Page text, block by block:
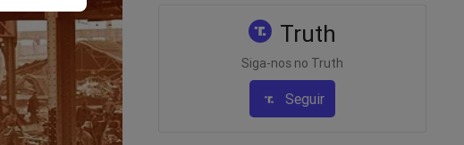
Truth
Siga-nos no Truth
Seguir